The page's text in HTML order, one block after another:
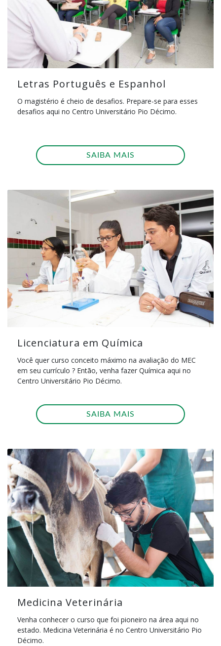
Letras Português e Espanhol
O magistério é cheio de desafios. Prepare-se para esses
desafios aqui no Centro Universitário Pio Décimo.
SAIBA MAIS
Licenciatura em Química
Você quer curso conceito máximo na avaliação do MEC
em seu currículo ? Então, venha fazer Química aqui no
Centro Universitário Pio Décimo.
SAIBA MAIS
Medicina Veterinária
Venha conhecer o curso que foi pioneiro na área aqui no
estado. Medicina Veterinária é no Centro Universitário Pio
Décimo.